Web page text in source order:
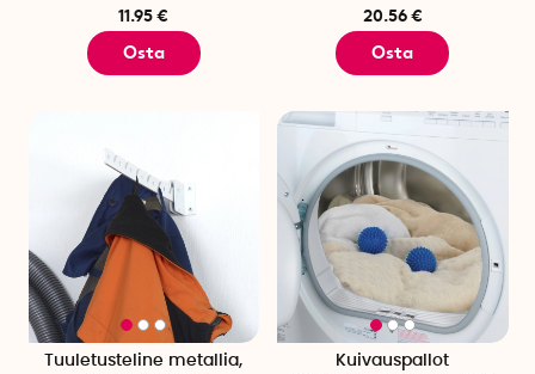
11.95 €
Osta
20.56 €
Osta
Tuuletusteline metallia,
Kuivauspallot